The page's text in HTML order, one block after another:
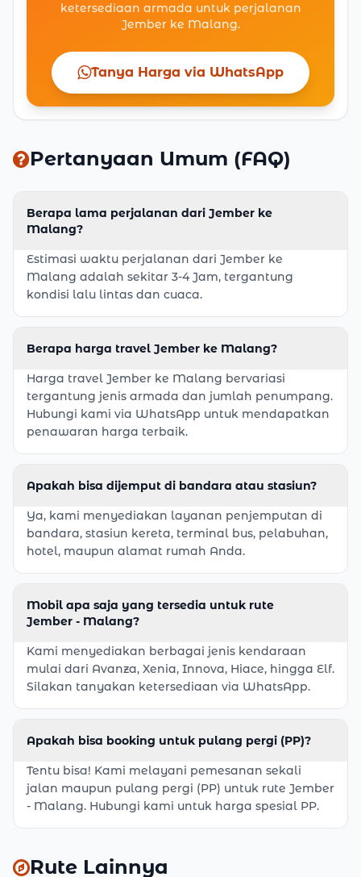
ketersediaan armada untuk perjalanan
Jember ke Malang.
Tanya Harga via WhatsApp
Pertanyaan Umum (FAQ)
Berapa lama perjalanan dari Jember ke
Malang?
Estimasi waktu perjalanan dari Jember ke
Malang adalah sekitar 3-4 Jam, tergantung
kondisi lalu lintas dan cuaca.
Berapa harga travel Jember ke Malang?
Harga travel Jember ke Malang bervariasi
tergantung jenis armada dan jumlah penumpang.
Hubungi kami via WhatsApp untuk mendapatkan
penawaran harga terbaik.
Apakah bisa dijemput di bandara atau stasiun?
Ya, kami menyediakan layanan penjemputan di
bandara, stasiun kereta, terminal bus, pelabuhan,
hotel, maupun alamat rumah Anda.
Mobil apa saja yang tersedia untuk rute
Jember - Malang?
Kami menyediakan berbagai jenis kendaraan
mulai dari Avanza, Xenia, Innova, Hiace, hingga Elf.
Silakan tanyakan ketersediaan via WhatsApp.
Apakah bisa booking untuk pulang pergi (PP)?
Tentu bisa! Kami melayani pemesanan sekali
jalan maupun pulang pergi (PP) untuk rute Jember
- Malang. Hubungi kami untuk harga spesial PP.
Rute Lainnya